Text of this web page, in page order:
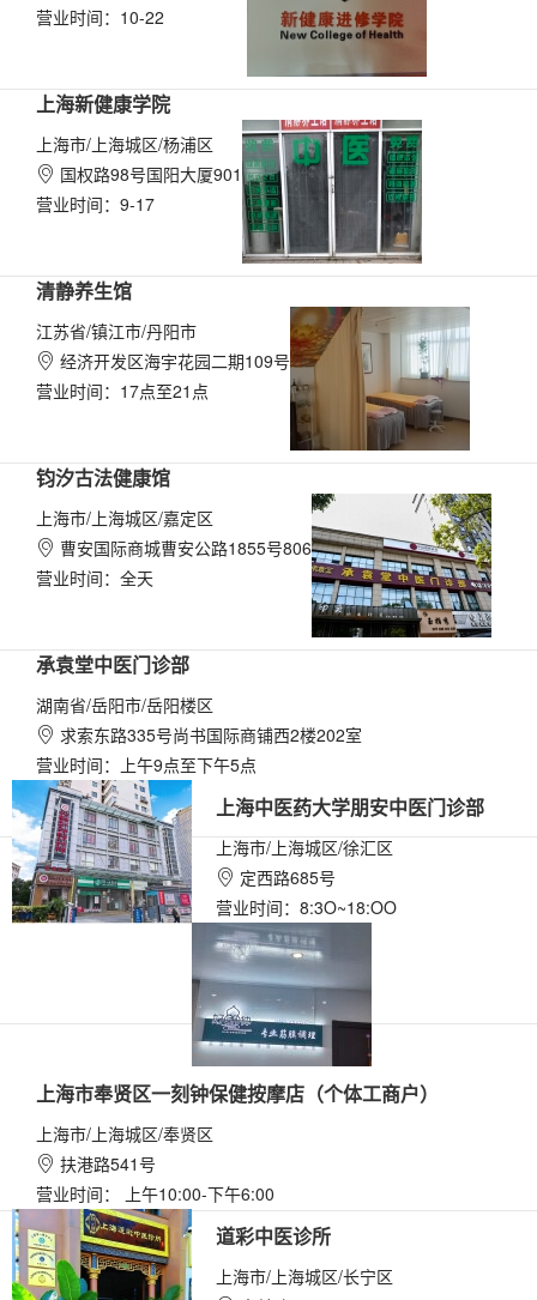
营业时间：10-22
上海新健康学院
上海市/上海城区/杨浦区
 国权路98号国阳大厦901
营业时间：9-17
清静养生馆
江苏省/镇江市/丹阳市
 经济开发区海宇花园二期109号
营业时间：17点至21点
钧汐古法健康馆
上海市/上海城区/嘉定区
 曹安国际商城曹安公路1855号806
营业时间：全天
承袁堂中医门诊部
湖南省/岳阳市/岳阳楼区
 求索东路335号尚书国际商铺西2楼202室
营业时间：上午9点至下午5点
上海中医药大学朋安中医门诊部
上海市/上海城区/徐汇区
 定西路685号
营业时间：8:3O~18:OO
上海市奉贤区一刻钟保健按摩店（个体工商户）
上海市/上海城区/奉贤区
 扶港路541号
营业时间： 上午10:00-下午6:00
道彩中医诊所
上海市/上海城区/长宁区